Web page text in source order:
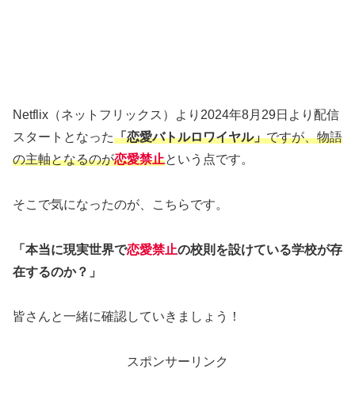
Netflix（ネットフリックス）より2024年8月29日より配信
スタートとなった「恋愛バトルロワイヤル」ですが、物語
の主軸となるのが恋愛禁止という点です。
そこで気になったのが、こちらです。
「本当に現実世界で恋愛禁止の校則を設けている学校が存
在するのか？」
皆さんと一緒に確認していきましょう！
スポンサーリンク